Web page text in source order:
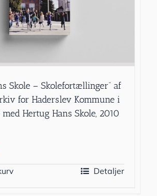
Skole – Skolefortællinger” af
for Haderslev Kommune i
Hertug Hans Skole, 2010
Detaljer